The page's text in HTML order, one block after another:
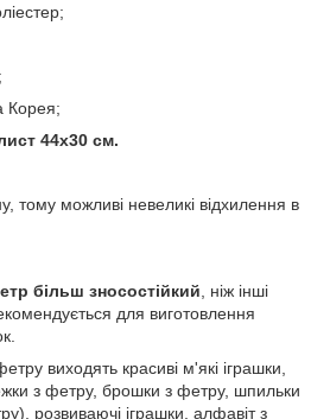
Корея;
44х30 см.
тому можливі невеликі відхилення в
більш зносостійкий , ніж інші
для виготовлення
виходять красиві м'які іграшки,
з фетру, брошки з фетру, шпильки
розвиваючі іграшки, алфавіт з